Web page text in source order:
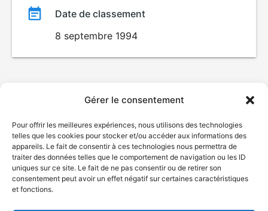
Gérer le consentement
Pour offrir les meilleures expériences, nous utilisons des technologies
telles que les cookies pour stocker et/ou accéder aux informations des
appareils. Le fait de consentir à ces technologies nous permettra de
traiter des données telles que le comportement de navigation ou les ID
uniques sur ce site. Le fait de ne pas consentir ou de retirer son
consentement peut avoir un effet négatif sur certaines caractéristiques
et fonctions.
Date de classement
8 septembre 1994